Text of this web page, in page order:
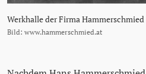
Werkhalle der Firma Hammerschmied
Bild: www.hammerschmied.at